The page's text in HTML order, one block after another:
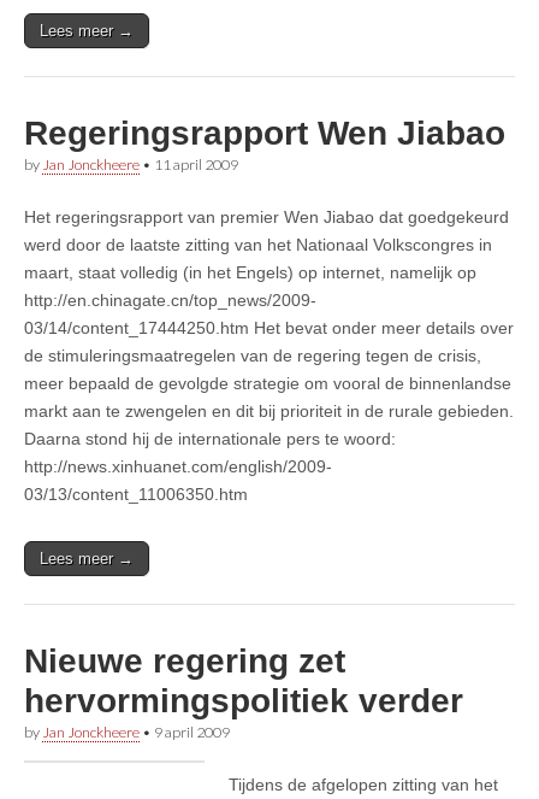
Lees meer →
Regeringsrapport Wen Jiabao
by Jan Jonckheere • 11 april 2009
Het regeringsrapport van premier Wen Jiabao dat goedgekeurd
werd door de laatste zitting van het Nationaal Volkscongres in
maart, staat volledig (in het Engels) op internet, namelijk op
http://en.chinagate.cn/top_news/2009-
03/14/content_17444250.htm Het bevat onder meer details over
de stimuleringsmaatregelen van de regering tegen de crisis,
meer bepaald de gevolgde strategie om vooral de binnenlandse
markt aan te zwengelen en dit bij prioriteit in de rurale gebieden.
Daarna stond hij de internationale pers te woord:
http://news.xinhuanet.com/english/2009-
03/13/content_11006350.htm
Lees meer →
Nieuwe regering zet
hervormingspolitiek verder
by Jan Jonckheere • 9 april 2009
Tijdens de afgelopen zitting van het